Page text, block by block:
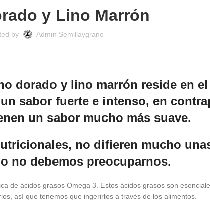
y Lino Marrón
by Admin Semillaygrano
dorado y lino marrón reside en el
sabor fuerte e intenso, en
un sabor mucho más suave.
no difieren mucho
no debemos preocuparnos.
de ácidos grasos Omega 3. Estos ácidos grasos son
así que tenemos que ingerirlos a través de los alimentos.